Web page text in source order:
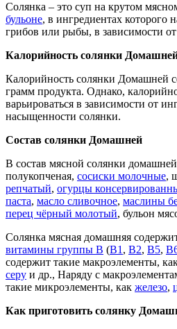
Солянка – это суп на крутом
бульоне, в ингредиентах которого
грибов или рыбы, в зависимости
Калорийность солянки
Калорийность солянки Домашней
грамм продукта. Однако,
варьироваться в зависимости от
насыщенности солянки.
Состав солянки Домашней
В состав мясной солянки домашней
полукопченая, сосиски молочные,
репчатый, огурцы
паста, масло сливочное, маслины
перец чёрный молотый, бульон
Солянка мясная домашняя
витамины группы B (B1, B2, B5,
содержит такие макроэлементы,
серу и др., Наряду с
такие микроэлементы, как железо,
Как приготовить солянку